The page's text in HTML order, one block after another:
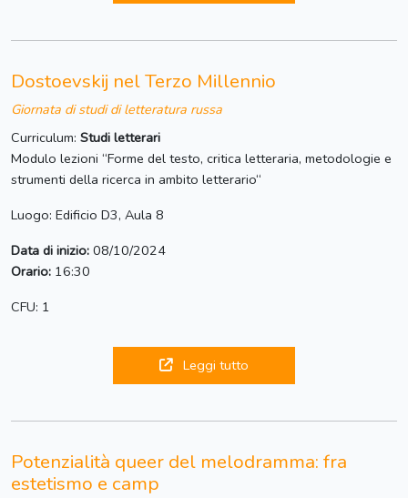
Dostoevskij nel Terzo Millennio
Giornata di studi di letteratura russa
Curriculum: Studi letterari
Modulo lezioni “Forme del testo, critica letteraria, metodologie e
strumenti della ricerca in ambito letterario“
Luogo: Edificio D3, Aula 8
Data di inizio: 08/10/2024
Orario: 16:30
CFU: 1
Leggi tutto
Potenzialità queer del melodramma: fra
estetismo e camp